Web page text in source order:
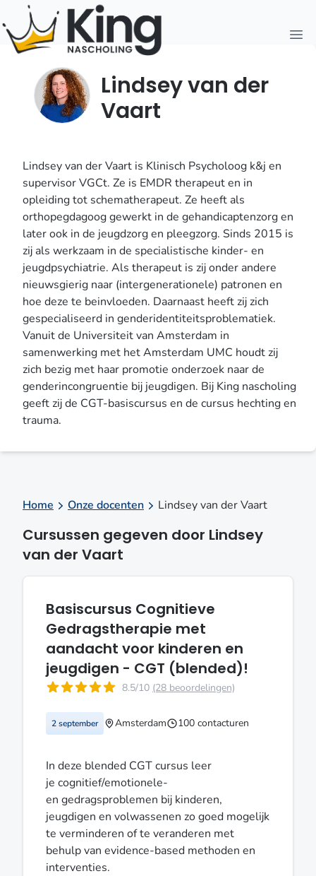
Lindsey van der
Vaart
Lindsey van der Vaart is Klinisch Psycholoog k&j en
supervisor VGCt. Ze is EMDR therapeut en in
opleiding tot schematherapeut. Ze heeft als
orthopegdagoog gewerkt in de gehandicaptenzorg en
later ook in de jeugdzorg en pleegzorg. Sinds 2015 is
zij als werkzaam in de specialistische kinder- en
jeugdpsychiatrie. Als therapeut is zij onder andere
nieuwsgierig naar (intergenerationele) patronen en
hoe deze te beinvloeden. Daarnaast heeft zij zich
gespecialiseerd in genderidentiteitsproblematiek.
Vanuit de Universiteit van Amsterdam in
samenwerking met het Amsterdam UMC houdt zij
zich bezig met haar promotie onderzoek naar de
genderincongruentie bij jeugdigen. Bij King nascholing
geeft zij de CGT-basiscursus en de cursus hechting en
trauma.
Home Onze docenten Lindsey van der Vaart
Cursussen gegeven door Lindsey
van der Vaart
Basiscursus Cognitieve
Gedragstherapie met
aandacht voor kinderen en
jeugdigen - CGT (blended)!
8.5/10 (28 beoordelingen)
2 september Amsterdam 100 contacturen
In deze blended CGT cursus leer
je cognitief/emotionele-
en gedragsproblemen bij kinderen,
jeugdigen en volwassenen zo goed mogelijk
te verminderen of te veranderen met
behulp van evidence-based methoden en
interventies.